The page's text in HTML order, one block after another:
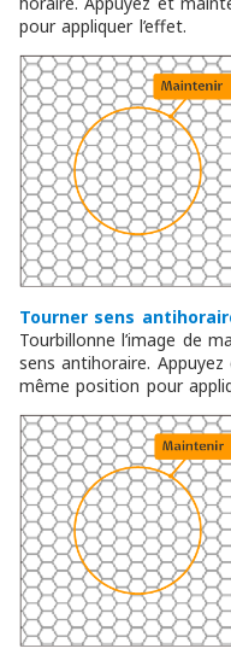
pour appliquer l’effet.
Tourner sens
Tourbillonne l’image de
sens antihoraire.
même position pour